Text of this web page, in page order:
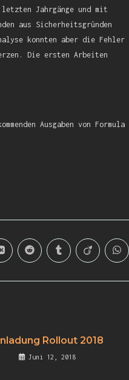
Jahrgänge und mit
aus Sicherheitsgründen
konnten aber die Fehler
Die ersten Arbeiten
Ausgaben von Formula
Rollout 2018
Juni 12, 2018